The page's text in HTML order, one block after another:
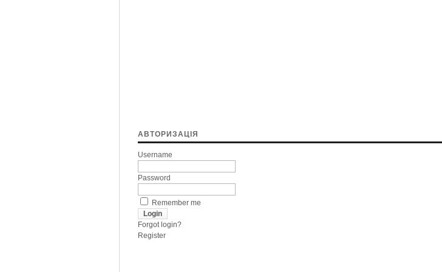
АВТОРИЗАЦІЯ
Username
Password
Remember me
Forgot login?
Register